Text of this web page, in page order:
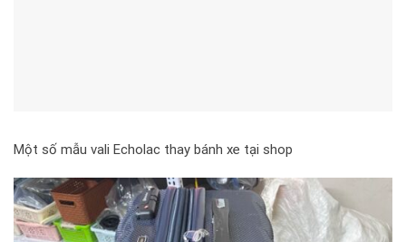
Một số mẫu vali Echolac thay bánh xe tại shop